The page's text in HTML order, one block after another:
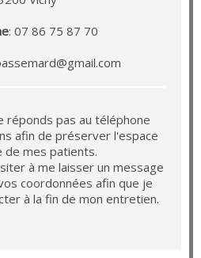
: 07 86 75 87 70
réponds pas au téléphone
afin de préserver l'espace
de mes patients.
à me laisser un message
coordonnées afin que je
à la fin de mon entretien.